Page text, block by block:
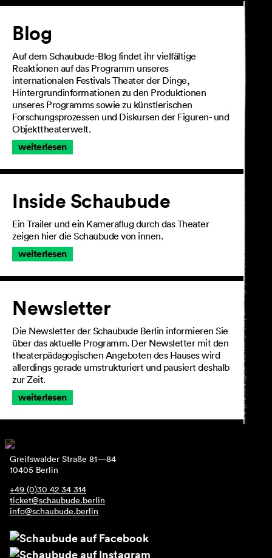
Artikel
Blog
Auf dem Schaubude-Blog findet ihr vielfältige
Reaktionen auf das Programm unseres
internationalen Festivals Theater der Dinge,
Hintergrundinformationen zu den Produktionen
unseres Programms sowie zu künstlerischen
Forschungsprozessen und Diskursen der Figuren- und
Objekttheaterwelt.
weiterlesen
Inside Schaubude
Ein Trailer und ein Kameraflug durch das Theater
zeigen hier die Schaubude von innen.
weiterlesen
Newsletter
Die Newsletter der Schaubude Berlin informieren Sie
über das aktuelle Programm. Der Newsletter mit den
theaterpädagogischen Angeboten des Hauses wird
allerdings gerade umstrukturiert und pausiert deshalb
zur Zeit.
weiterlesen
Greifswalder Straße 81—84
10405 Berlin
+49 (0)30 42 34 314
ticket@schaubude.berlin
info@schaubude.berlin